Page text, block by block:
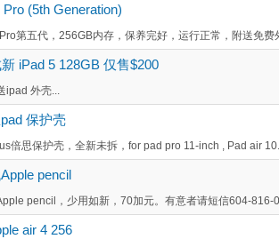
Pro (5th Generation)
第五代，256GB内存，保养完好，运行正常，附送免费
iPad 5 128GB 仅售$200
ipad 外壳...
保护壳
倍思保护壳，全新未拆，for pad pro 11-inch , Pad air
pencil
pencil，少用如新，70加元。有意者请短信604-816-
air 4 256